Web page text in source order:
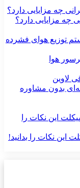
چه مزایایی دارد؟
هوا
بدون مشاوره
این نکات را بدانید!